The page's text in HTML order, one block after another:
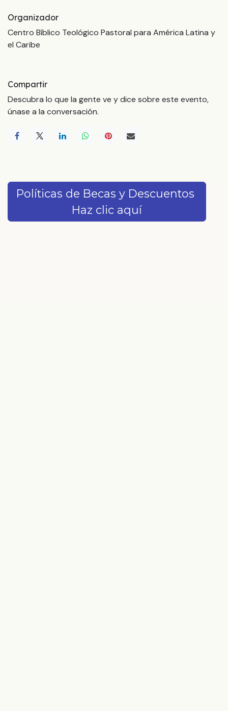
Organizador
Centro Bíblico Teológico Pastoral para América Latina y
el Caribe
Compartir
Descubra lo que la gente ve y dice sobre este evento,
únase a la conversación.
Políticas de Becas y Descuentos
Haz clic aquí